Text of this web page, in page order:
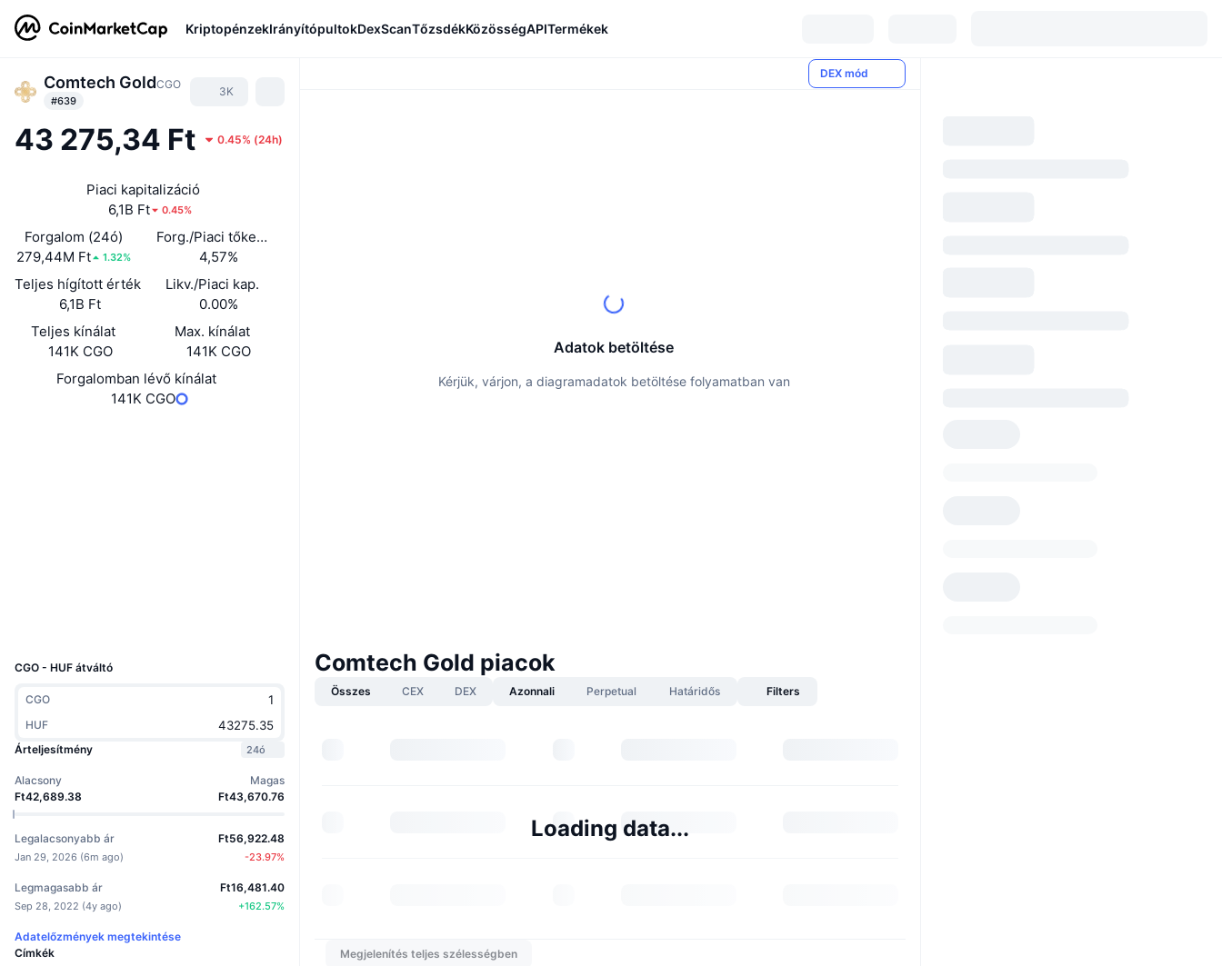
KriptopénzekIrányítópultokDexScanTőzsdékKözösségAPITermékek
Comtech GoldCGO
#639
3K
43 275,34 Ft 0.45% (24h)
Piaci kapitalizáció
6,1B Ft
0.45%
Forgalom (24ó)
279,44M Ft
1.32%
Forg./Piaci tőkeé. (24ó)
4,57%
Teljes hígított érték
6,1B Ft
Likv./Piaci kap.
0.00%
Teljes kínálat
141K CGO
Max. kínálat
141K CGO
Forgalomban lévő kínálat
141K CGO
CGO - HUF átváltó
CGO
HUF
Árteljesítmény
24ó
Alacsony
Ft42,689.38
Magas
Ft43,670.76
Legalacsonyabb ár
Jan 29, 2026 (6m ago)
Ft56,922.48
-23.97%
Legmagasabb ár
Sep 28, 2022 (4y ago)
Ft16,481.40
+162.57%
Adatelőzmények megtekintése
Címkék
DEX mód
Adatok betöltése
Kérjük, várjon, a diagramadatok betöltése folyamatban van
Comtech Gold piacok
Összes CEX DEX Azonnali Perpetual Határidős Filters
Loading data...
Megjelenítés teljes szélességben